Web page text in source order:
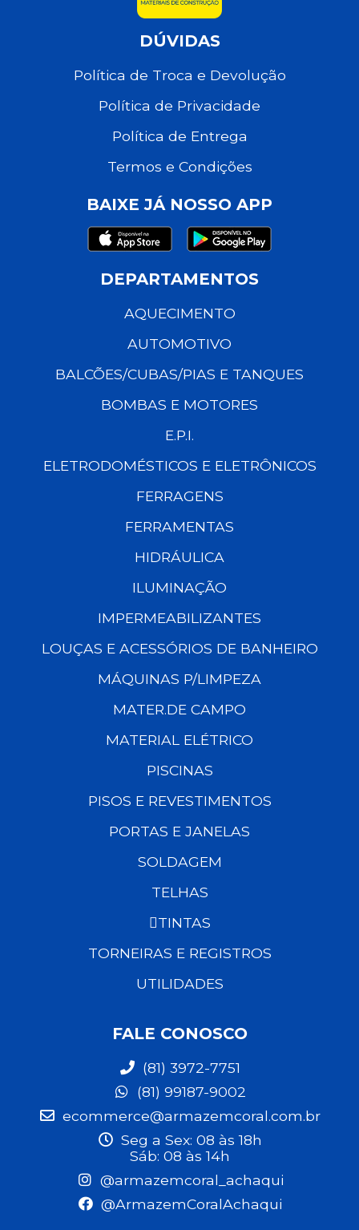
DÚVIDAS
Política de Troca e Devolução
Política de Privacidade
Política de Entrega
Termos e Condições
BAIXE JÁ NOSSO APP
DEPARTAMENTOS
AQUECIMENTO
AUTOMOTIVO
BALCÕES/CUBAS/PIAS E TANQUES
BOMBAS E MOTORES
E.P.I.
ELETRODOMÉSTICOS E ELETRÔNICOS
FERRAGENS
FERRAMENTAS
HIDRÁULICA
ILUMINAÇÃO
IMPERMEABILIZANTES
LOUÇAS E ACESSÓRIOS DE BANHEIRO
MÁQUINAS P/LIMPEZA
MATER.DE CAMPO
MATERIAL ELÉTRICO
PISCINAS
PISOS E REVESTIMENTOS
PORTAS E JANELAS
SOLDAGEM
TELHAS
TINTAS
TORNEIRAS E REGISTROS
UTILIDADES
FALE CONOSCO
(81) 3972-7751
(81) 99187-9002
ecommerce@armazemcoral.com.br
Seg a Sex: 08 às 18h
Sáb: 08 às 14h
@armazemcoral_achaqui
@ArmazemCoralAchaqui